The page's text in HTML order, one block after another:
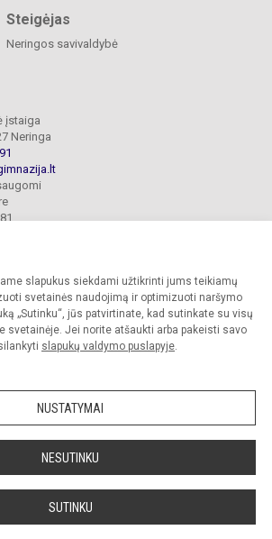
slapukus siekdami užtikrinti jums teikiamų
svetainės naudojimą ir optimizuoti naršymo
„Sutinku“, jūs patvirtinate, kad sutinkate su visų
svetainėje. Jei norite atšaukti arba pakeisti savo
slapukų valdymo puslapyje.
NUSTATYMAI
NESUTINKU
SUTINKU
Steigėjas
Neringos savivaldybė
įstaiga
Neringa
gimnazija. Visos teisės saugomos.
įstaigos administracijos sutikimo griežtai draudžiama.
paraiška Slapukų valdymas